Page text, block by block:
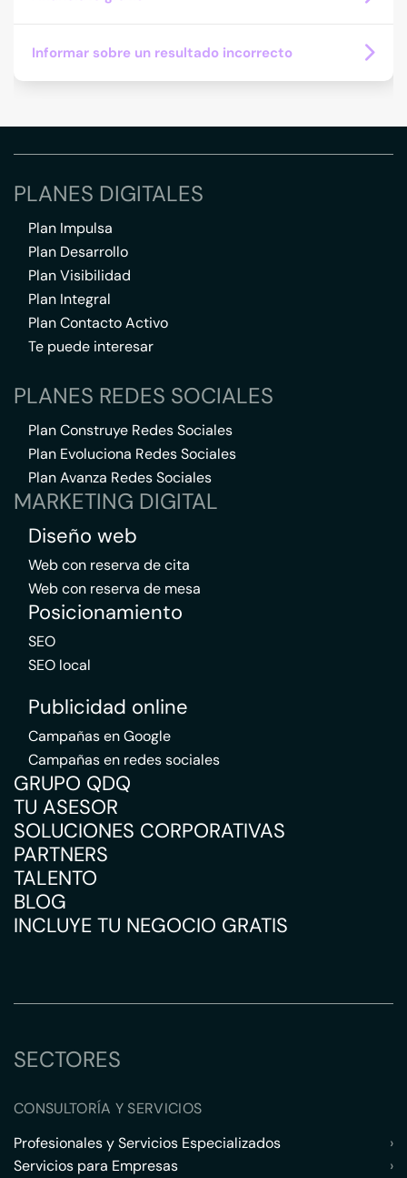
Informar sobre un resultado incorrecto
PLANES DIGITALES
Plan Impulsa
Plan Desarrollo
Plan Visibilidad
Plan Integral
Plan Contacto Activo
Te puede interesar
PLANES REDES SOCIALES
Plan Construye Redes Sociales
Plan Evoluciona Redes Sociales
Plan Avanza Redes Sociales
MARKETING DIGITAL
Diseño web
Web con reserva de cita
Web con reserva de mesa
Posicionamiento
SEO
SEO local
Publicidad online
Campañas en Google
Campañas en redes sociales
GRUPO QDQ
TU ASESOR
SOLUCIONES CORPORATIVAS
PARTNERS
TALENTO
BLOG
INCLUYE TU NEGOCIO GRATIS
SECTORES
CONSULTORÍA Y SERVICIOS
Profesionales y Servicios Especializados
›
Servicios para Empresas
›